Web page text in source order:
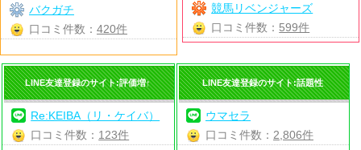
競馬リベンジャーズ
口コミ件数： 599件
バクガチ
口コミ件数： 420件
LINE友達登録のサイト:評価増↑
Re:KEIBA（リ・ケイバ）
口コミ件数： 123件
LINE友達登録のサイト:話題性
ウマセラ
口コミ件数： 2,806件